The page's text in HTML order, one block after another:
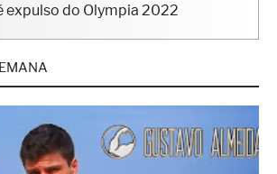
expulso do Olympia 2022